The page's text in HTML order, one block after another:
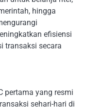
hingga
efisiensi
transaksi secara
pertama yang resmi
sehari-hari di